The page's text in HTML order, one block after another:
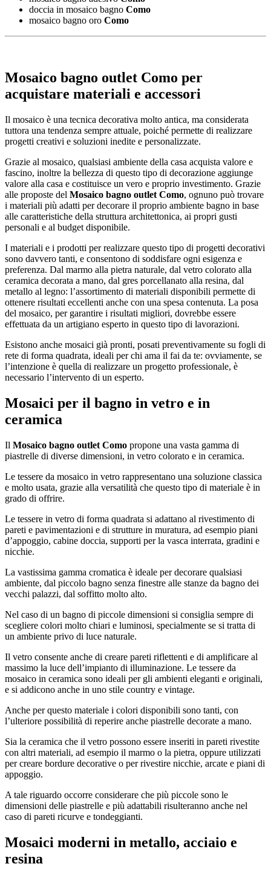
doccia in mosaico bagno Como
mosaico bagno oro Como
Mosaico bagno outlet Como per
acquistare materiali e accessori
Il mosaico è una tecnica decorativa molto antica, ma considerata
tuttora una tendenza sempre attuale, poiché permette di realizzare
progetti creativi e soluzioni inedite e personalizzate.
Grazie al mosaico, qualsiasi ambiente della casa acquista valore e
fascino, inoltre la bellezza di questo tipo di decorazione aggiunge
valore alla casa e costituisce un vero e proprio investimento. Grazie
alle proposte del Mosaico bagno outlet Como, ognuno può trovare
i materiali più adatti per decorare il proprio ambiente bagno in base
alle caratteristiche della struttura architettonica, ai propri gusti
personali e al budget disponibile.
I materiali e i prodotti per realizzare questo tipo di progetti decorativi
sono davvero tanti, e consentono di soddisfare ogni esigenza e
preferenza. Dal marmo alla pietra naturale, dal vetro colorato alla
ceramica decorata a mano, dal gres porcellanato alla resina, dal
metallo al legno: l’assortimento di materiali disponibili permette di
ottenere risultati eccellenti anche con una spesa contenuta. La posa
del mosaico, per garantire i risultati migliori, dovrebbe essere
effettuata da un artigiano esperto in questo tipo di lavorazioni.
Esistono anche mosaici già pronti, posati preventivamente su fogli di
rete di forma quadrata, ideali per chi ama il fai da te: ovviamente, se
l’intenzione è quella di realizzare un progetto professionale, è
necessario l’intervento di un esperto.
Mosaici per il bagno in vetro e in
ceramica
Il Mosaico bagno outlet Como propone una vasta gamma di
piastrelle di diverse dimensioni, in vetro colorato e in ceramica.
Le tessere da mosaico in vetro rappresentano una soluzione classica
e molto usata, grazie alla versatilità che questo tipo di materiale è in
grado di offrire.
Le tessere in vetro di forma quadrata si adattano al rivestimento di
pareti e pavimentazioni e di strutture in muratura, ad esempio piani
d’appoggio, cabine doccia, supporti per la vasca interrata, gradini e
nicchie.
La vastissima gamma cromatica è ideale per decorare qualsiasi
ambiente, dal piccolo bagno senza finestre alle stanze da bagno dei
vecchi palazzi, dal soffitto molto alto.
Nel caso di un bagno di piccole dimensioni si consiglia sempre di
scegliere colori molto chiari e luminosi, specialmente se si tratta di
un ambiente privo di luce naturale.
Il vetro consente anche di creare pareti riflettenti e di amplificare al
massimo la luce dell’impianto di illuminazione. Le tessere da
mosaico in ceramica sono ideali per gli ambienti eleganti e originali,
e si addicono anche in uno stile country e vintage.
Anche per questo materiale i colori disponibili sono tanti, con
l’ulteriore possibilità di reperire anche piastrelle decorate a mano.
Sia la ceramica che il vetro possono essere inseriti in pareti rivestite
con altri materiali, ad esempio il marmo o la pietra, oppure utilizzati
per creare bordure decorative o per rivestire nicchie, arcate e piani di
appoggio.
A tale riguardo occorre considerare che più piccole sono le
dimensioni delle piastrelle e più adattabili risulteranno anche nel
caso di pareti ricurve e tondeggianti.
Mosaici moderni in metallo, acciaio e
resina